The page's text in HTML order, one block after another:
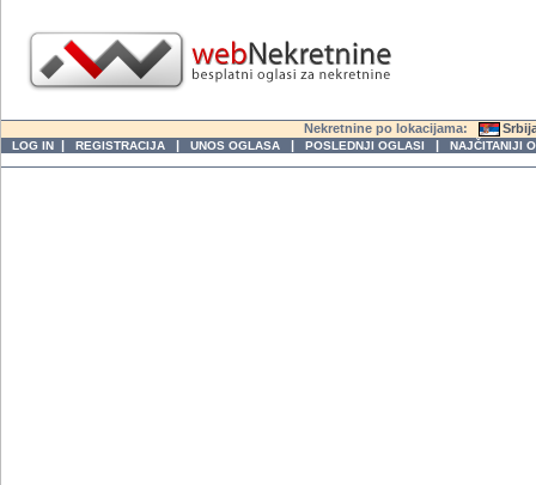
Nekretnine po lokacijama:
LOG IN | REGISTRACIJA | UNOS OGLASA | POSLEDNJI OGLASI | NAJČITANIJI